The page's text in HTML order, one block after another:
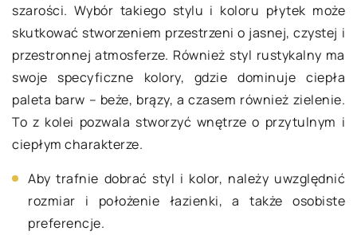
szarości. Wybór takiego stylu i koloru płytek może
skutkować stworzeniem przestrzeni o jasnej, czystej i
przestronnej atmosferze. Również styl rustykalny ma
swoje specyficzne kolory, gdzie dominuje ciepła
paleta barw – beże, brązy, a czasem również zielenie.
To z kolei pozwala stworzyć wnętrze o przytulnym i
ciepłym charakterze.
Aby trafnie dobrać styl i kolor, należy uwzględnić
rozmiar i położenie łazienki, a także osobiste
preferencje.